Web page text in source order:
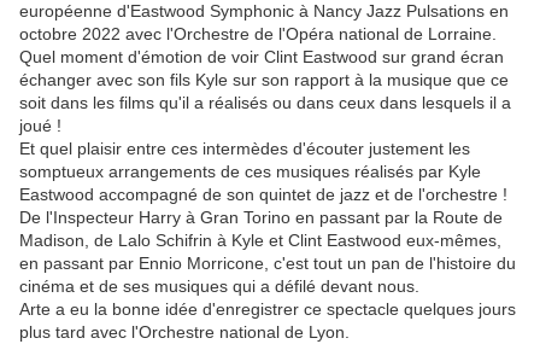
européenne d'Eastwood Symphonic à Nancy Jazz Pulsations en
octobre 2022 avec l'Orchestre de l'Opéra national de Lorraine.
Quel moment d'émotion de voir Clint Eastwood sur grand écran
échanger avec son fils Kyle sur son rapport à la musique que ce
soit dans les films qu'il a réalisés ou dans ceux dans lesquels il a
joué !
Et quel plaisir entre ces intermèdes d'écouter justement les
somptueux arrangements de ces musiques réalisés par Kyle
Eastwood accompagné de son quintet de jazz et de l'orchestre !
De l'Inspecteur Harry à Gran Torino en passant par la Route de
Madison, de Lalo Schifrin à Kyle et Clint Eastwood eux-mêmes,
en passant par Ennio Morricone, c'est tout un pan de l'histoire du
cinéma et de ses musiques qui a défilé devant nous.
Arte a eu la bonne idée d'enregistrer ce spectacle quelques jours
plus tard avec l'Orchestre national de Lyon.